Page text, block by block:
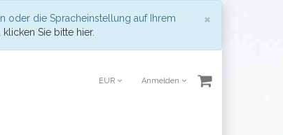
×
oder die Spracheinstellung auf Ihrem
Sie bitte hier.
EUR Anmelden